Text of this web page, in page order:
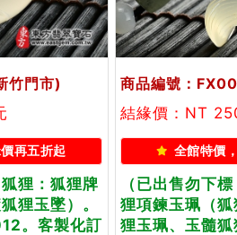
竹門市)
再五折起
狸：狐狸牌
狸玉墜）。
。客製化訂
商品編號：
結緣價：NT
全館特價
（已出售勿下
狸項鍊玉珮（
狸玉珮、玉髓